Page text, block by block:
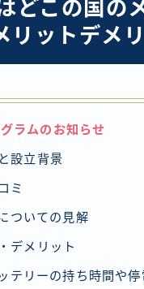
どこの国の
ットデメ
ラムのお知らせ
設立背景
ミ
ついての見解
デメリット
テリーの持ち時間や停